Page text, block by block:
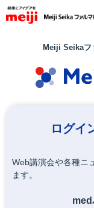
メ
イ
Meiji Seikaフ
ログイ
Web講演会や各種ニ
ます。
med